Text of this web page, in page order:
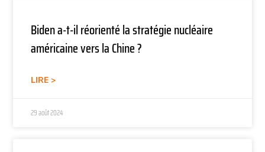
Biden a-t-il réorienté la stratégie nucléaire
américaine vers la Chine ?
LIRE >
29 août 2024